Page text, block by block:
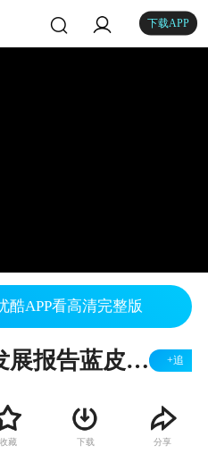
下载APP
酷APP看高清完整版
《中国艺术疗愈发展报告蓝皮书》筹委会在京启动： 以中国智慧赋能全民心理健康 +追
收藏 下载 分享